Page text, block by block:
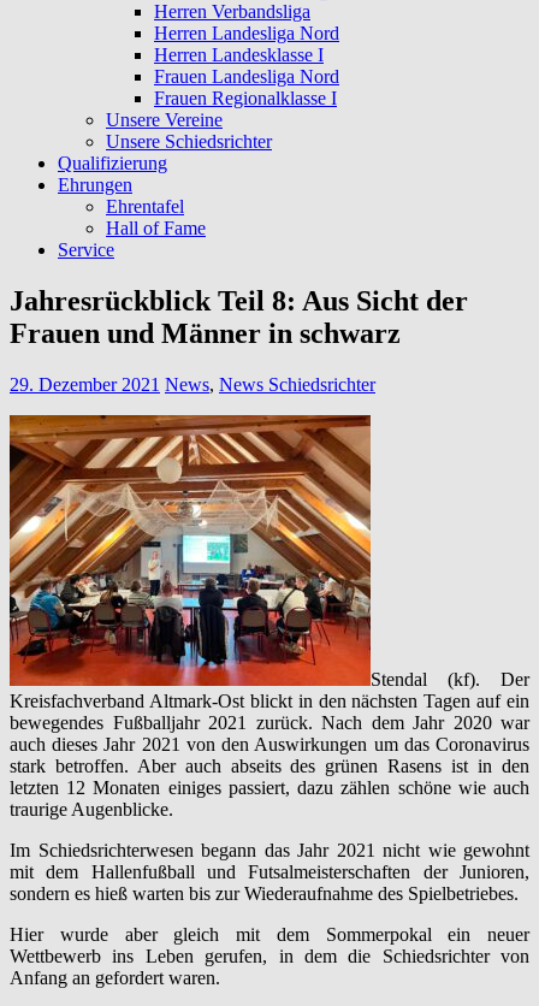
Herren Verbandsliga
Herren Landesliga Nord
Herren Landesklasse I
Frauen Landesliga Nord
Frauen Regionalklasse I
Unsere Vereine
Unsere Schiedsrichter
Qualifizierung
Ehrungen
Ehrentafel
Hall of Fame
Service
Jahresrückblick Teil 8: Aus Sicht der
Frauen und Männer in schwarz
29. Dezember 2021 News, News Schiedsrichter
Stendal (kf). Der
Kreisfachverband Altmark-Ost blickt in den nächsten Tagen auf ein
bewegendes Fußballjahr 2021 zurück. Nach dem Jahr 2020 war
auch dieses Jahr 2021 von den Auswirkungen um das Coronavirus
stark betroffen. Aber auch abseits des grünen Rasens ist in den
letzten 12 Monaten einiges passiert, dazu zählen schöne wie auch
traurige Augenblicke.
Im Schiedsrichterwesen begann das Jahr 2021 nicht wie gewohnt
mit dem Hallenfußball und Futsalmeisterschaften der Junioren,
sondern es hieß warten bis zur Wiederaufnahme des Spielbetriebes.
Hier wurde aber gleich mit dem Sommerpokal ein neuer
Wettbewerb ins Leben gerufen, in dem die Schiedsrichter von
Anfang an gefordert waren.